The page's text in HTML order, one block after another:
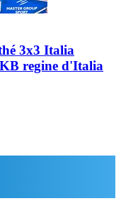
3x3 Italia
regine d'Italia